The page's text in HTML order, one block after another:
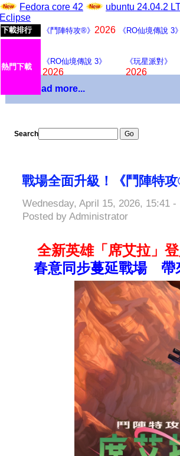
Fedora core 42
ubuntu 24.04.2
Eclipse
下載排行 《鬥陣特攻®》 2026 《RO仙境傳說 3
熱門下載
《RO仙境傳說 3》
2026
《玩星派對》
2026
Download more...
Search
戰場全面升級！《鬥陣特
Wednesday, April 15, 2026, 15:41 -
Posted by Administrator
全新英雄「席艾拉」
春意同步蔓延戰場 帶